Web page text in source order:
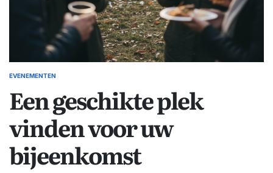
GEPLAATST
EVENEMENTEN
Een geschikte plek
vinden voor uw
bijeenkomst